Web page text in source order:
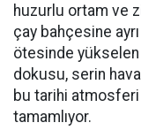
huzurlu ortam ve
çay bahçesine
ötesinde yükselen
dokusu, serin
bu tarihi
tamamlıyor.